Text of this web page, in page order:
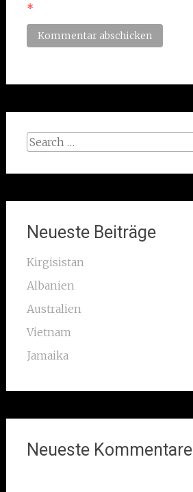
*
Search
Neueste Beiträge
Kirgisistan
Albanien
Australien
Vietnam
Jamaika
Neueste Kommentare